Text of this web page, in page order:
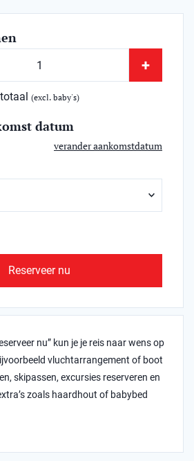
+
(excl. baby's)
datum
verander aankomstdatum
Reserveer nu
nu” kun je je reis naar wens op
vluchtarrangement of boot
skipassen, excursies reserveren en
zoals haardhout of babybed